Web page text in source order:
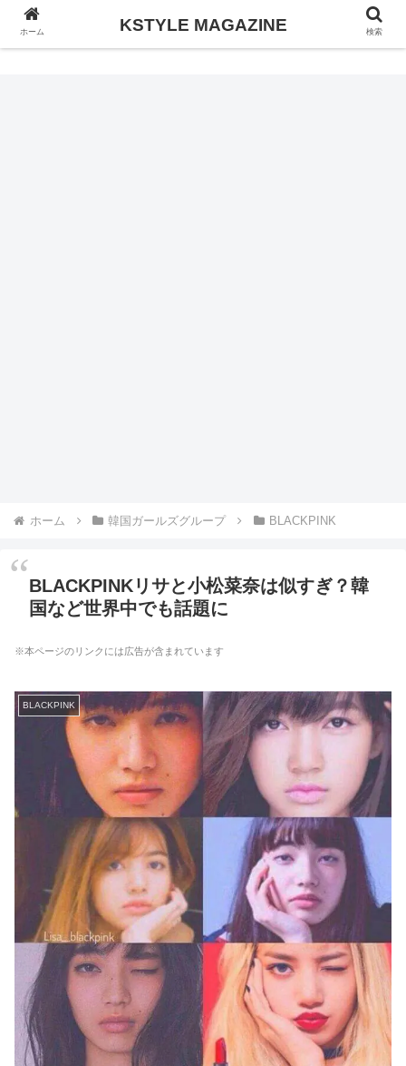
KSTYLE MAGAZINE
ホーム 韓国ガールズグループ BLACKPINK
BLACKPINKリサと小松菜奈は似すぎ？韓
国など世界中でも話題に
※本ページのリンクには広告が含まれています
BLACKPINK
ホーム KSTYLE MAGAZINE 検索